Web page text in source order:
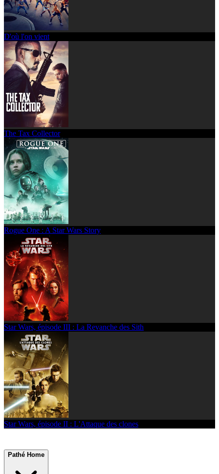
D'où l'on vient
The Tax Collector
Rogue One : A Star Wars Story
Star Wars, épisode III : La Revanche des Sith
Star Wars, épisode II : L'Attaque des clones
Pathé Home